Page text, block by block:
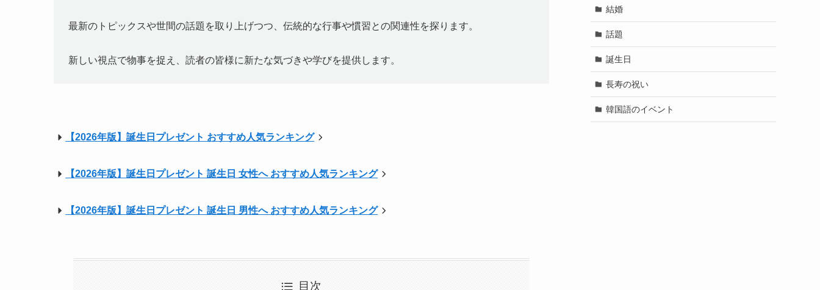
最新のトピックスや世間の話題を取り上げつつ、伝統的な行事や慣習との関連性を探ります。
新しい視点で物事を捉え、読者の皆様に新たな気づきや学びを提供します。
【2026年版】誕生日プレゼント おすすめ人気ランキング
【2026年版】誕生日プレゼント 誕生日 女性へ おすすめ人気ランキング
【2026年版】誕生日プレゼント 誕生日 男性へ おすすめ人気ランキング
目次
結婚
話題
誕生日
長寿の祝い
韓国語のイベント